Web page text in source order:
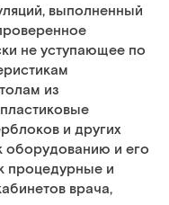
выполненный
не уступающее по
из
и других
оборудованию и его
процедурные и
врача,